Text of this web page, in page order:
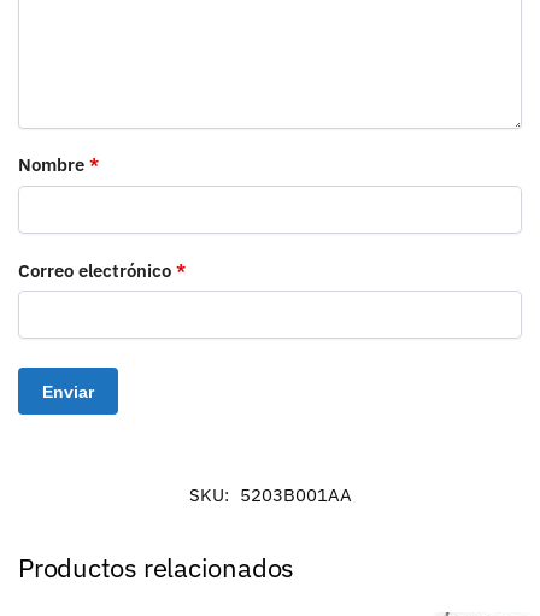
Nombre *
Correo electrónico *
SKU: 5203B001AA
Productos relacionados